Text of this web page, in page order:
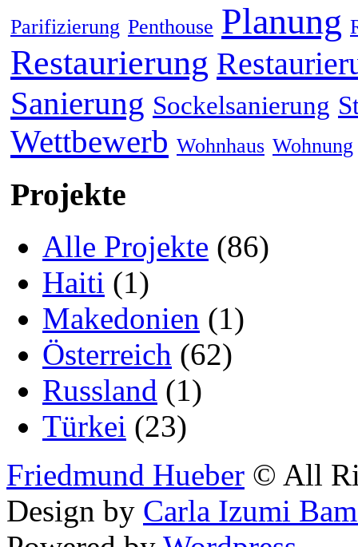
Parifizierung Penthouse Planung
Restaurierung
Sanierung Sockelsanierung
Wettbewerb Wohnhaus Wohnung
Projekte
Alle Projekte (86)
Haiti (1)
Makedonien (1)
Österreich (62)
Russland (1)
Türkei (23)
Friedmund Hueber © All
Design by Carla Izumi